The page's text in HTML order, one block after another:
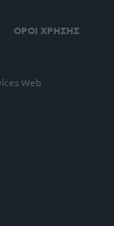
ΟΡΟΙ ΧΡΗΣΗΣ
Web